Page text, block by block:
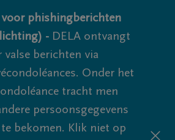
voor phishingberichten
- DELA ontvangt
valse berichten via
Onder het
tracht men
persoonsgegevens
bekomen. Klik niet op